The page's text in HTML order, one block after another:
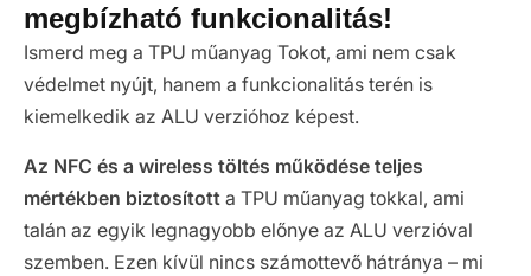
megbízható funkcionalitás!
Ismerd meg a TPU műanyag Tokot, ami nem csak
védelmet nyújt, hanem a funkcionalitás terén is
kiemelkedik az ALU verzióhoz képest.
Az NFC és a wireless töltés működése teljes
mértékben biztosított a TPU műanyag tokkal, ami
talán az egyik legnagyobb előnye az ALU verzióval
szemben. Ezen kívül nincs számottevő hátránya – mi